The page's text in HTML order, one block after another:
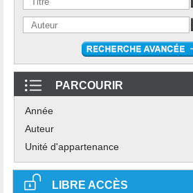
PARCOURIR
Année
Auteur
Unité d'appartenance
LIBRE ACCÈS